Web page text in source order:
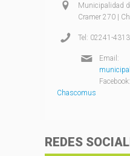
Municipalidad
Cramer 270 |
Tel: 02241-
Email:
Facebook:
Chascomus
REDES